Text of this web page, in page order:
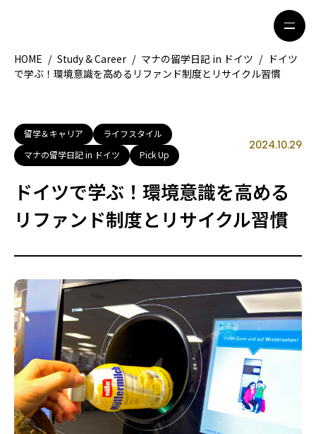
地域別ガイド
観光ガイド
留学＆キャリア
ライフスタイル
ライター募集
HOME / Study & Career / マナの留学日記 in ドイツ / ドイツ
で学ぶ！環境意識を高めるリファンド制度とリサイクル習慣
留学＆キャリア
ライフスタイル
マナの留学日記 in ドイツ
Pick Up
2024.10.29
ドイツで学ぶ！環境意識を高める
リファンド制度とリサイクル習慣